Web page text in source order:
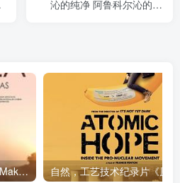
沁的纯净 阿鲁科尔沁的纯
社会生活纪录片《马加拉 Makala》下载